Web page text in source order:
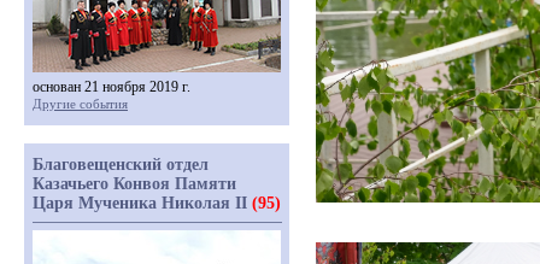
основан 21 ноября 2019 г.
Другие события
Благовещенский отдел
Казачьего Конвоя Памяти
Царя Мученика Николая II (95)